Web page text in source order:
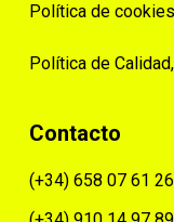
Política de cookies
Política de
Contacto
(+34) 658 07 61 26